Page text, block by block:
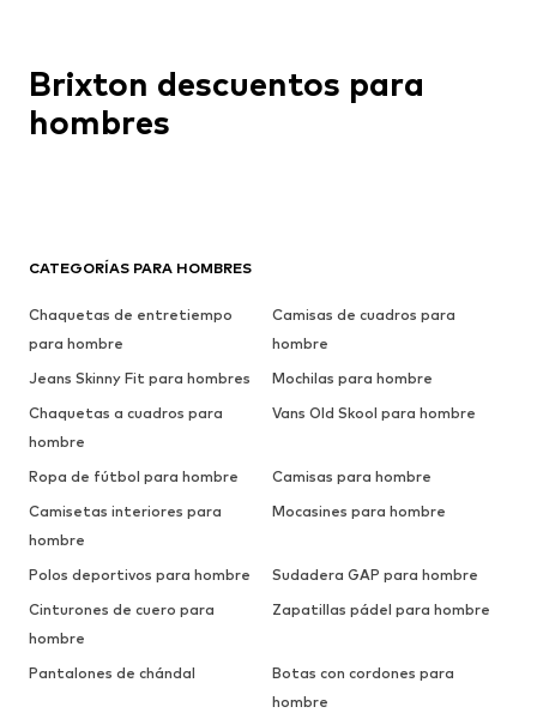
CATEGORÍAS PARA HOMBRES
Chaquetas de entretiempo
para hombre
Camisas de cuadros para
hombre
Jeans Skinny Fit para hombres
Mochilas para hombre
Chaquetas a cuadros para
hombre
Vans Old Skool para hombre
Ropa de fútbol para hombre
Camisas para hombre
Camisetas interiores para
hombre
Mocasines para hombre
Polos deportivos para hombre
Sudadera GAP para hombre
Cinturones de cuero para
hombre
Zapatillas pádel para hombre
Pantalones de chándal
Botas con cordones para
hombre
Brixton descuentos para
hombres